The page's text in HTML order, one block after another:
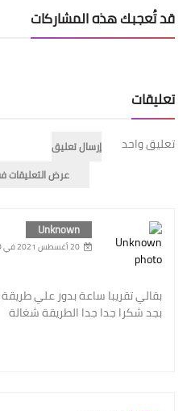
قد تُعجبك هذه المشاركات
تعليقات
تعليق واحد
إرسال تعليق
عرض التعليقات
Unknown
20 أغسطس 2021 في 1:40 ص
بقالي تقريبا ساعة بدور علي
بجد شكرا جدا جدا الطريقة شغالة